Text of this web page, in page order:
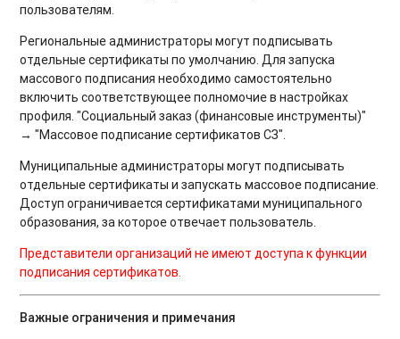
пользователям.
Региональные администраторы могут подписывать
отдельные сертификаты по умолчанию. Для запуска
массового подписания необходимо самостоятельно
включить соответствующее полномочие в настройках
профиля. "Социальный заказ (финансовые инструменты)"
→ "Массовое подписание сертификатов СЗ".
Муниципальные администраторы могут подписывать
отдельные сертификаты и запускать массовое подписание.
Доступ ограничивается сертификатами муниципального
образования, за которое отвечает пользователь.
Представители организаций не имеют доступа к функции
подписания сертификатов.
Важные ограничения и примечания